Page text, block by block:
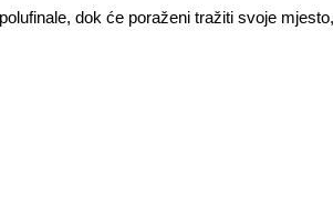
dok će poraženi tražiti svoje